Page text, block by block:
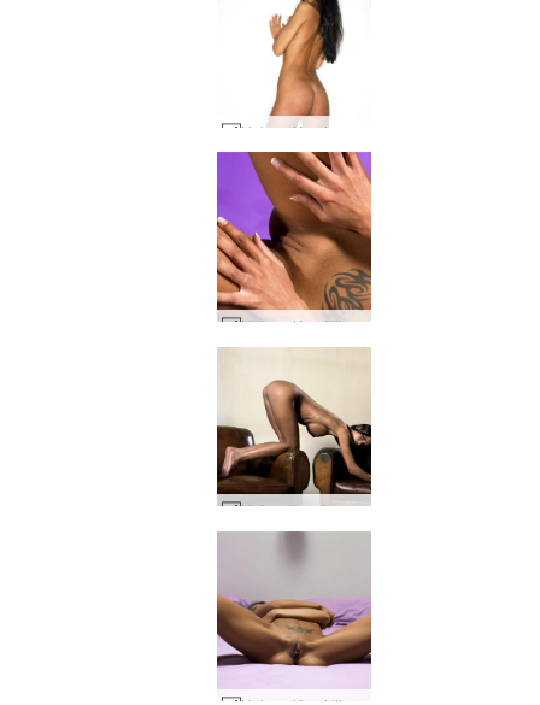
Helena Karel lila #29
Helena karel superstjärna #46